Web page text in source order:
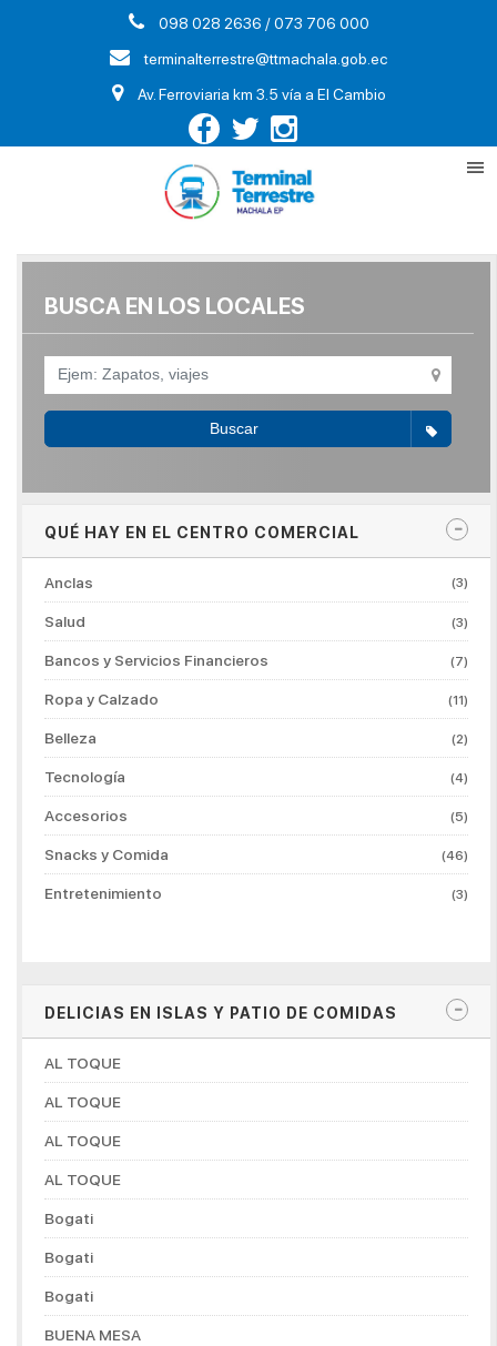
098 028 2636 / 073 706 000
terminalterrestre@ttmachala.gob.ec
Av. Ferroviaria km 3.5 vía a El Cambio
BUSCA EN LOS LOCALES
Buscar
QUÉ HAY EN EL CENTRO COMERCIAL
Anclas (3)
Salud (3)
Bancos y Servicios Financieros (7)
Ropa y Calzado (11)
Belleza (2)
Tecnología (4)
Accesorios (5)
Snacks y Comida (46)
Entretenimiento (3)
DELICIAS EN ISLAS Y PATIO DE COMIDAS
AL TOQUE
AL TOQUE
AL TOQUE
AL TOQUE
Bogati
Bogati
Bogati
BUENA MESA